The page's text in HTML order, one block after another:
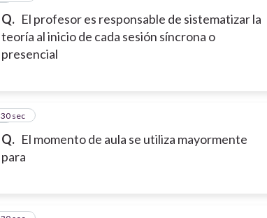
Q. El profesor es responsable de sistematizar la
teoría al inicio de cada sesión síncrona o
presencial
Q. El momento de aula se utiliza mayormente
para
4
30 sec